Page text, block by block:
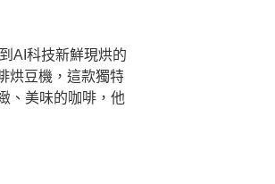
AI科技新鮮現烘的
烘豆機，這款獨特
、美味的咖啡，他